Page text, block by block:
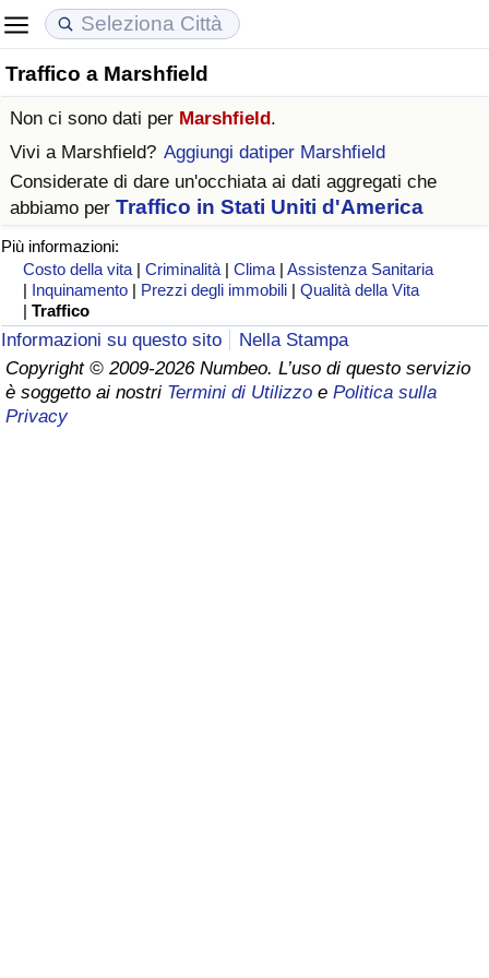
Traffico a Marshfield
Non ci sono dati per Marshfield.
Vivi a Marshfield? Aggiungi datiper Marshfield
Considerate di dare un'occhiata ai dati aggregati che
abbiamo per Traffico in Stati Uniti d'America
Più informazioni:
Costo della vita |Criminalità |Clima |Assistenza Sanitaria
| Inquinamento | Prezzi degli immobili |Qualità della Vita
|Traffico
Informazioni su questo sito
Nella Stampa
Copyright © 2009-2026 Numbeo. L’uso di questo servizio
è soggetto ai nostri Termini di Utilizzo e Politica sulla
Privacy
Costo della vita
Indice Del Costo Della Vita
Indice del Costo della Vita per Nazione
ad Aqaba
Prezzi degli immobili
Indice del Prezzo delle Case
Indice del Prezzo delle Case per Nazione
Qualità della Vita
Indice della Qualità della Vita (Corrente)
Indice della qualità della vita per Paese
Criminalità
Indice del Tasso di Criminalità (Corrente)
Indice della Criminalità